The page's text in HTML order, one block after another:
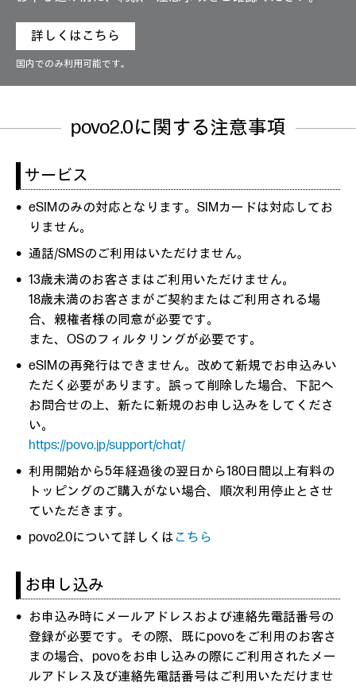
詳しくはこちら
国内でのみ利用可能です。
povo2.0に関する注意事項
サービス
eSIMのみの対応となります。SIMカードは対応してお
りません。
通話/SMSのご利用はいただけません。
13歳未満のお客さまはご利用いただけません。
18歳未満のお客さまがご契約またはご利用される場
合、親権者様の同意が必要です。
また、OSのフィルタリングが必要です。
eSIMの再発行はできません。改めて新規でお申込みい
ただく必要があります。誤って削除した場合、下記へ
お問合せの上、新たに新規のお申し込みをしてくださ
い。
https://povo.jp/support/chat/
利用開始から5年経過後の翌日から180日間以上有料の
トッピングのご購入がない場合、順次利用停止とさせ
ていただきます。
povo2.0について詳しくはこちら
お申し込み
お申込み時にメールアドレスおよび連絡先電話番号の
登録が必要です。その際、既にpovoをご利用のお客さ
まの場合、povoをお申し込みの際にご利用されたメー
ルアドレス及び連絡先電話番号はご利用いただけませ